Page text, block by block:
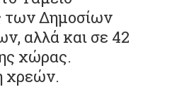
των Δημοσίων
αλλά και σε 42
χώρας.
χρεών.